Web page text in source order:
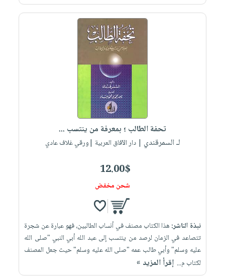
تحفة الطالب ؛ بمعرفة من ينتسب ...
لـ السمرقندي | دار الآفاق العربية |ورقي غلاف عادي
12.00$
شحن مخفض
نبذة الناشر: هذا الكتاب مصنف في أنساب الطالبين، فهو عبارة عن شجرة
تتصاعد في الزمان لرصد من ينتسب إلى عبد الله أبي النبي "صلى الله
عليه وسلم" وأبي طالب عمه "صلى الله عليه وسلم" حيث جعل المصنف
لكتاب م... إقرأ المزيد »